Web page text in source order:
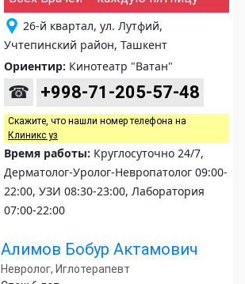
26-й квартал, ул. Лутфий,
Учтепинский район, Ташкент
Ориентир: Кинотеатр "Ватан"
☎ +998-71-205-57-48
Скажите, что нашли номер телефона на
Клиникс уз
Время работы: Круглосуточно 24/7,
Дерматолог-Уролог-Невропатолог 09:00-
22:00, УЗИ 08:30-23:00, Лаборатория
07:00-22:00
Алимов Бобур Актамович
Невролог, Иглотерапевт